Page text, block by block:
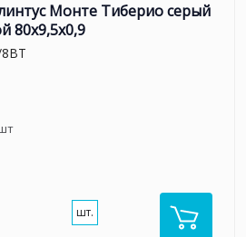
Монте Тиберио серый
80x9,5x0,9
шт.